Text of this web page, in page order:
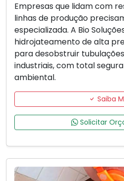
Empresas que lidam com
linhas de produção
especializada. A Bio
hidrojateamento de alta
para desobstruir
industriais, com total
ambiental.
Saiba
Solicitar